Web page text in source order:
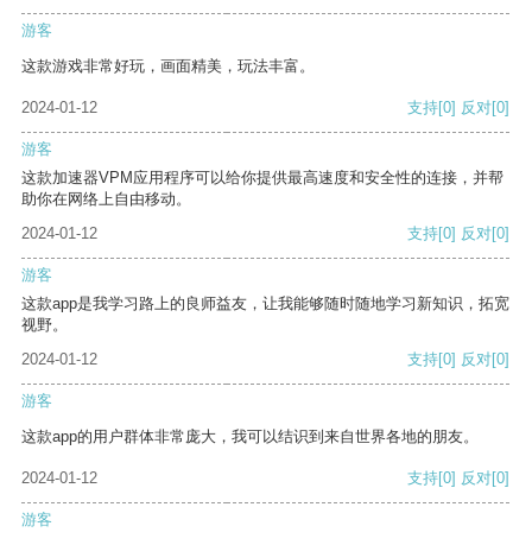
游客
这款游戏非常好玩，画面精美，玩法丰富。
2024-01-12 支持[0] 反对[0]
游客
这款加速器VPM应用程序可以给你提供最高速度和安全性的连接，并帮
助你在网络上自由移动。
2024-01-12
支持[0] 反对[0]
游客
这款app是我学习路上的良师益友，让我能够随时随地学习新知识，拓宽
视野。
2024-01-12
支持[0] 反对[0]
游客
这款app的用户群体非常庞大，我可以结识到来自世界各地的朋友。
2024-01-12 支持[0] 反对[0]
游客